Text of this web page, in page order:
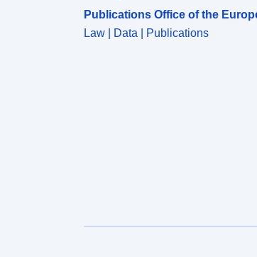
Publications Office of the
Law | Data | Publications